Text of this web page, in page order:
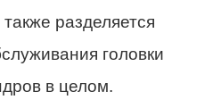
разделяется
головки
в целом.